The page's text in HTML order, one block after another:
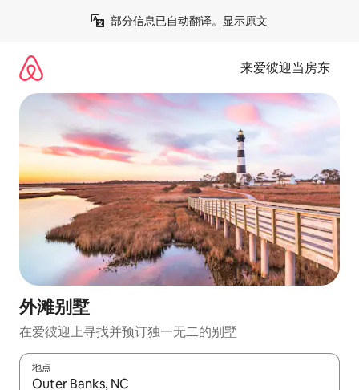
部分信息已自动翻译。 显示原文
来爱彼迎当房东
外滩别墅
在爱彼迎上寻找并预订独一无二的别墅
地点
如有搜索结果，请使用上下方向键查看，或通过点击或滑动手势